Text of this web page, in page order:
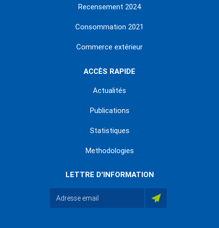
Recensement 2024
Consommation 2021
Commerce extérieur
ACCÈS RAPIDE
Actualités
Publications
Statistiques
Methodologies
LETTRE D'INFORMATION